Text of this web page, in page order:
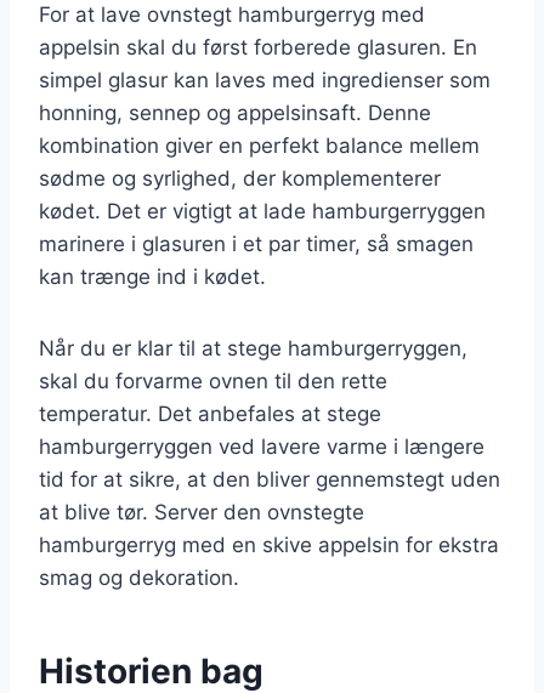
For at lave ovnstegt hamburgerryg med
appelsin skal du først forberede glasuren. En
simpel glasur kan laves med ingredienser som
honning, sennep og appelsinsaft. Denne
kombination giver en perfekt balance mellem
sødme og syrlighed, der komplementerer
kødet. Det er vigtigt at lade hamburgerryggen
marinere i glasuren i et par timer, så smagen
kan trænge ind i kødet.
Når du er klar til at stege hamburgerryggen,
skal du forvarme ovnen til den rette
temperatur. Det anbefales at stege
hamburgerryggen ved lavere varme i længere
tid for at sikre, at den bliver gennemstegt uden
at blive tør. Server den ovnstegte
hamburgerryg med en skive appelsin for ekstra
smag og dekoration.
Historien bag